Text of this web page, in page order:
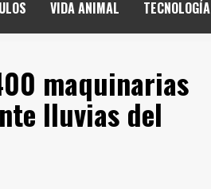
VIDA ANIMAL TECNOLOGÍA
maquinarias
lluvias del